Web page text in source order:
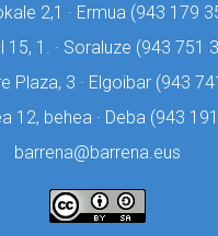
2,1 · Ermua (943 179
15, 1. · Soraluze (943 751
Plaza, 3 · Elgoibar (943
12, behea · Deba (943
barrena@barrena.eus